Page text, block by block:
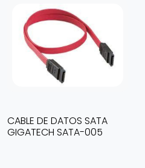
CABLE DE DATOS SATA
GIGATECH SATA-005